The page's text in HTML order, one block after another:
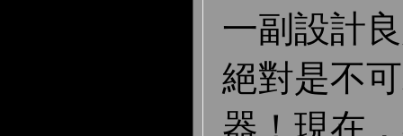
一副設計
絕對是不
器！現在